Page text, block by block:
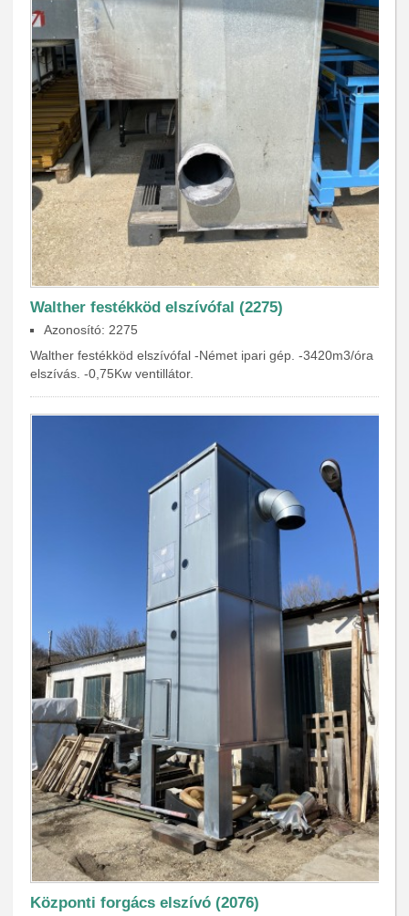
Walther festékköd elszívófal (2275)
Azonosító: 2275
Walther festékköd elszívófal -Német ipari gép. -3420m3/óra
elszívás. -0,75Kw ventillátor.
Központi forgács elszívó (2076)